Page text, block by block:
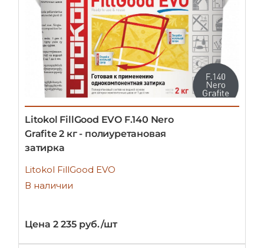
Litokol FillGood EVO F.140 Nero
Grafite 2 кг - полиуретановая
затирка
Litokol FillGood EVO
В наличии
Цена 2 235 руб./шт